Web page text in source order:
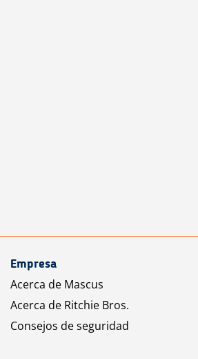
Empresa
Acerca de Mascus
Acerca de Ritchie Bros.
Consejos de seguridad